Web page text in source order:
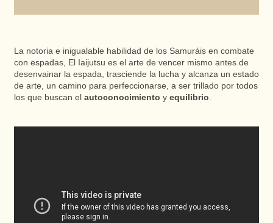
La notoria e inigualable habilidad de los Samuráis en combate
con espadas, El Iaijutsu es el arte de vencer mismo antes de
desenvainar la espada, trasciende la lucha y alcanza un estado
de arte, un camino para perfeccionarse, a ser trillado por todos
los que buscan el autoconocimiento y equilibrio.